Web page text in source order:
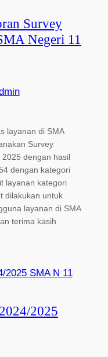
Survey
Negeri 11
layanan di SMA
Survey
dengan hasil
dengan kategori
layanan kategori
dilakukan untuk
layanan di SMA
terima kasih
2025